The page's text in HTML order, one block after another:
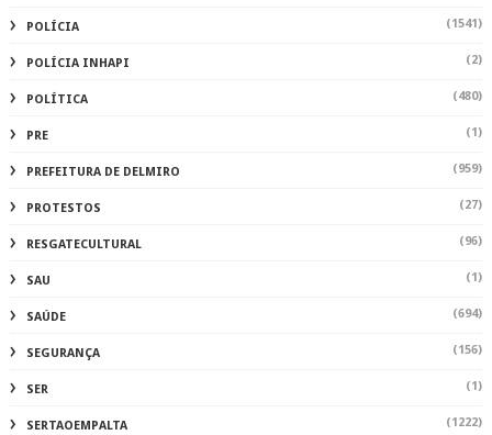
POLÍCIA (1541)
POLÍCIA INHAPI (2)
POLÍTICA (480)
PRE (1)
PREFEITURA DE DELMIRO (959)
PROTESTOS (27)
RESGATECULTURAL (96)
SAU (1)
SAÚDE (694)
SEGURANÇA (156)
SER (1)
SERTAOEMPALTA (1222)